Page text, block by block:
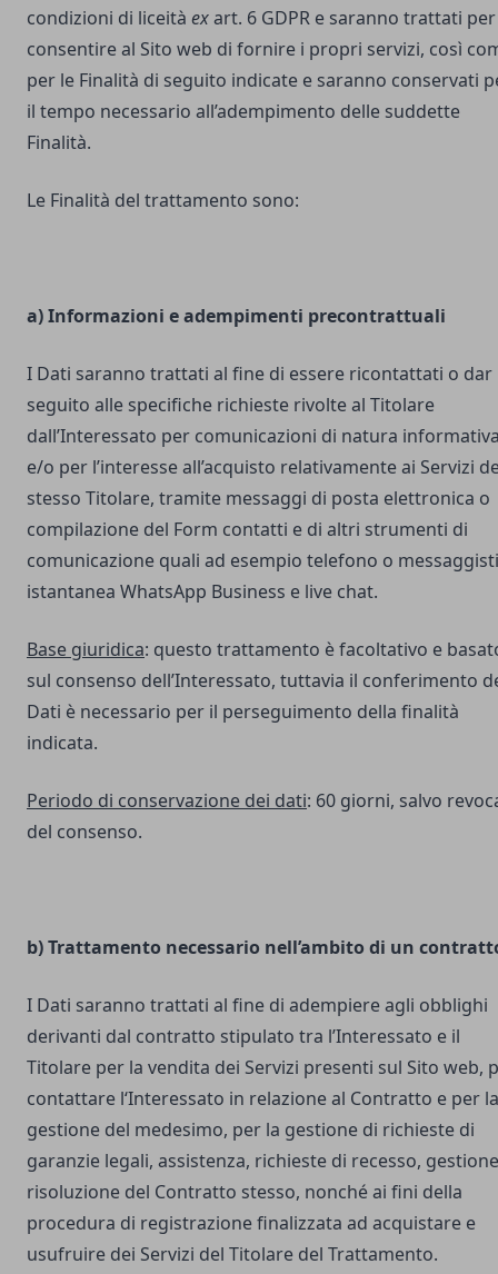
condizioni di liceità exart. 6 GDPR e saranno trattati per
consentire al Sito web di fornire i propri servizi, così
per le Finalità di seguito indicate e saranno conservati
il tempo necessario all’adempimento delle suddette
Finalità.
Le Finalità del trattamento sono:
a) Informazioni e adempimenti precontrattuali
I Dati saranno trattati al fine di essere ricontattati o dar
seguito alle specifiche richieste rivolte al Titolare
dall’Interessato per comunicazioni di natura
e/o per l’interesse all’acquisto relativamente ai Servizi
stesso Titolare, tramite messaggi di posta elettronica o
compilazione del Form contatti e di altri strumenti di
comunicazione quali ad esempio telefono o
istantanea WhatsApp Business e live chat.
Base giuridica: questo trattamento è facoltativo e
sul consenso dell’Interessato, tuttavia il conferimento
Dati è necessario per il perseguimento della finalità
indicata.
Periodo di conservazione dei dati: 60 giorni, salvo
del consenso.
b) Trattamento necessario nell’ambito di un
I Dati saranno trattati al fine di adempiere agli obblighi
derivanti dal contratto stipulato tra l’Interessato e il
Titolare per la vendita dei Servizi presenti sul Sito web,
contattare l‘Interessato in relazione al Contratto e per la
gestione del medesimo, per la gestione di richieste di
garanzie legali, assistenza, richieste di recesso,
risoluzione del Contratto stesso, nonché ai fini della
procedura di registrazione finalizzata ad acquistare e
usufruire dei Servizi del Titolare del Trattamento.